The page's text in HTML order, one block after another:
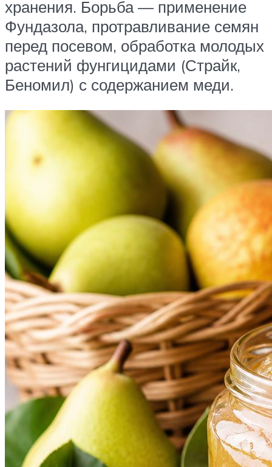
хранения. Борьба — применение
Фундазола, протравливание семян
перед посевом, обработка молодых
растений фунгицидами (Страйк,
Беномил) с содержанием меди.